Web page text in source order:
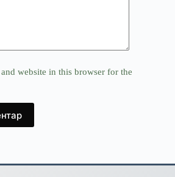
website in this browser for the